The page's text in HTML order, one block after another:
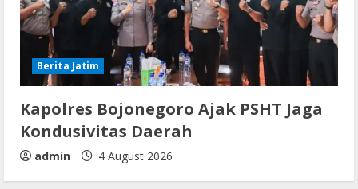
Berita Jatim
Kapolres Bojonegoro Ajak PSHT Jaga
Kondusivitas Daerah
admin 4 August 2026